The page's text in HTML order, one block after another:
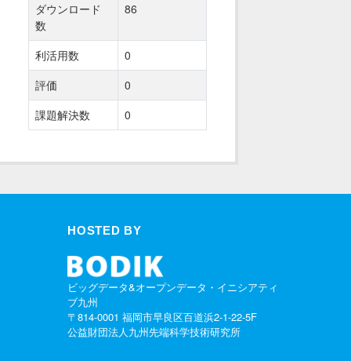
ダウンロード
数
86
利活用数
0
評価
0
課題解決数
0
HOSTED BY
ビッグデータ&オープンデータ・イニシアティ
ブ九州
〒814-0001 福岡市早良区百道浜2-1-22-5F
公益財団法人九州先端科学技術研究所